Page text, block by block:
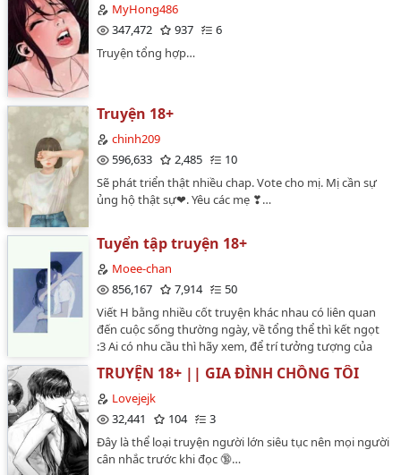
MyHong486
347,472
937
6
Truyện tổng hợp…
Truyện 18+
chinh209
596,633
2,485
10
Sẽ phát triển thật nhiều chap. Vote cho mị. Mị cần sự
ủng hộ thật sự❤. Yêu các mẹ ❣…
Tuyển tập truyện 18+
Moee-chan
856,167
7,914
50
Viết H bằng nhiều cốt truyện khác nhau có liên quan
đến cuộc sống thường ngày, về tổng thể thì kết ngọt
:3 Ai có nhu cầu thì hãy xem, để trí tưởng tượng của
bạn " bay bổng " cùng truyện 🤭hỗn hợp :vv…
TRUYỆN 18+ || GIA ĐÌNH CHỒNG TÔI
Lovejejk
32,441
104
3
Đây là thể loại truyện người lớn siêu tục nên mọi người
cân nhắc trước khi đọc 🔞…